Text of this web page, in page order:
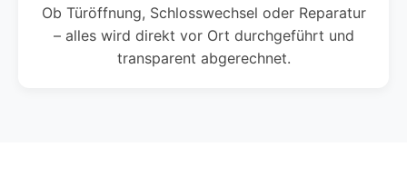
Ob Türöffnung, Schlosswechsel oder Reparatur
– alles wird direkt vor Ort durchgeführt und
transparent abgerechnet.